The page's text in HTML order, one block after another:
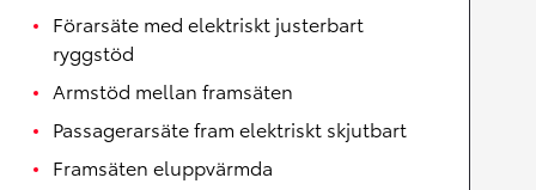
Förarsäte med elektriskt justerbart
ryggstöd
Armstöd mellan framsäten
Passagerarsäte fram elektriskt skjutbart
Framsäten eluppvärmda